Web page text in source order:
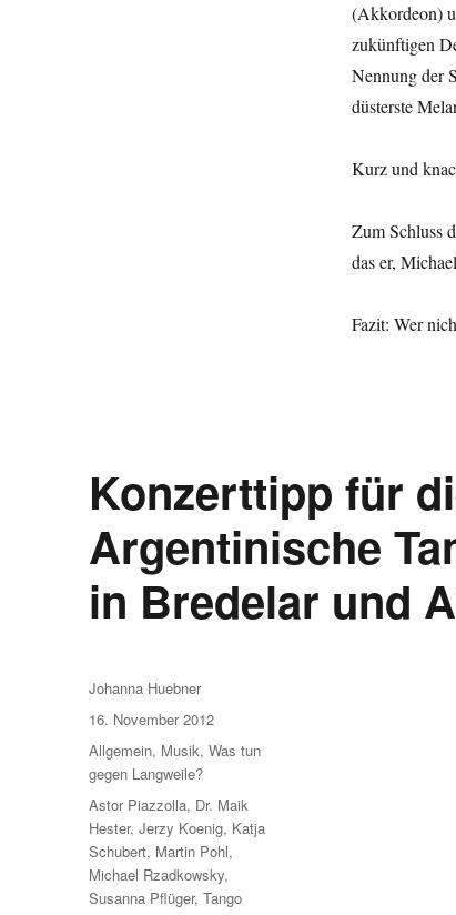
(Akkordeon)
zukünftigen
Nennung der
düsterste
Kurz und
Zum Schluss
das er,
Fazit: Wer
Konzerttipp für
Argentinische
in Bredelar und
Autor
Johanna Huebner
Veröffentlicht
am
16. November 2012
Kategorien
Allgemein, Musik,Was tun
gegen Langweile?
Schlagwörter
Astor Piazzolla, Dr. Maik
Hester,Jerzy Koenig, Katja
Schubert, Martin Pohl,
Michael Rzadkowsky,
Susanna Pflüger,Tango